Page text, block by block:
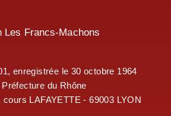
Les Francs-Machons
enregistrée le 30 octobre 1964
du Rhône
LAFAYETTE - 69003 LYON